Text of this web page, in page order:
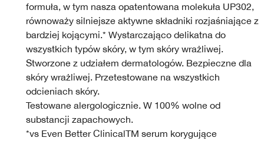
formuła, w tym nasza opatentowana molekuła UP302,
równoważy silniejsze aktywne składniki rozjaśniające z
bardziej kojącymi.* Wystarczająco delikatna do
wszystkich typów skóry, w tym skóry wrażliwej.
Stworzone z udziałem dermatologów. Bezpieczne dla
skóry wrażliwej. Przetestowane na wszystkich
odcieniach skóry.
Testowane alergologicznie. W 100% wolne od
substancji zapachowych.
*vs Even Better ClinicalTM serum korygujące